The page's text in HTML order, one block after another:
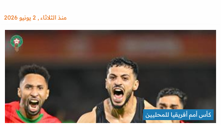
منذ الثلاثاء , 2 يونيو 2026
كأس أمم أفريقيا للمحليين